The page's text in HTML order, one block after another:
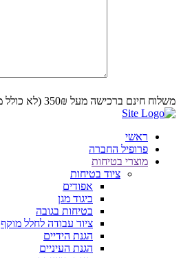
משלוח חינם ברכישה מעל 350₪ (לא כולל מע"מ)
ראשי
פרופיל החברה
מוצרי בטיחות
ציוד בטיחות
אפודים
ביגוד מגן
בטיחות בגובה
ציוד עבודה לחלל מוקף
הגנת הידיים
הגנת העיניים